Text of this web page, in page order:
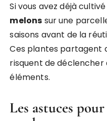
Si vous avez déjà
melons sur une
saisons avant de la
Ces plantes partagent
risquent de
éléments.
Les astuces